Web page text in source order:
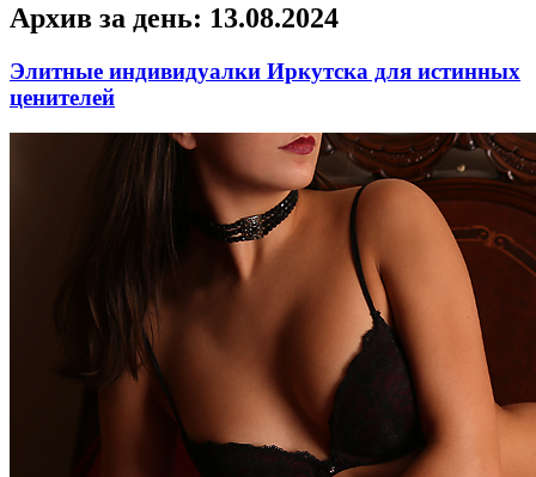
Архив за день: 13.08.2024
Элитные индивидуалки Иркутска для истинных
ценителей